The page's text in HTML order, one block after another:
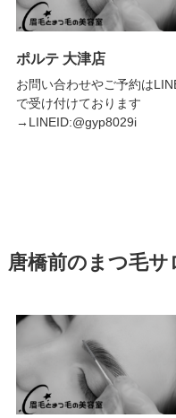
ポルテ 大津店
お問い合わせやご予約は
で受け付けております
→LINEID:@gyp8029i
唐橋前のまつ毛サ